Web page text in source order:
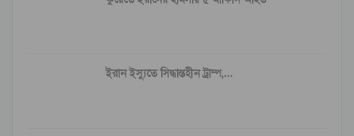
ইরান ইস্যুতে সিদ্ধান্তহীন ট্রাম্প,…